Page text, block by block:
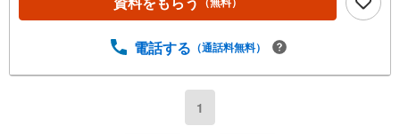
電話する （通話料無料）
1